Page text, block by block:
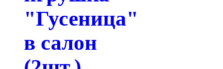
"Гусеница"
в салон